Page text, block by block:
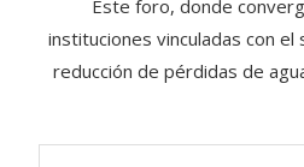
Este foro, donde
instituciones vinculadas con
reducción de pérdidas de